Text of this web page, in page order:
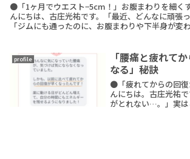
●「1ヶ月でウエスト−5cm！」お腹まわりを細く
んにちは、古庄光祐です。「最近、どんなに頑張
「ジムにも通ったのに、お腹まわりや下半身が
profile
「腰痛と疲れて
なる」秘訣
●「疲れてからの回
んにちは。古庄光祐
がとれない…。」実